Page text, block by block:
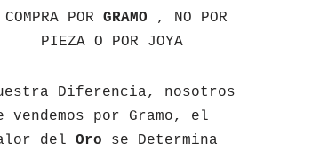
COMPRA POR GRAMO
, NO POR
PIEZA O POR JOYA
Diferencia, nosotros
vendemos por Gramo, el
del Oro se Determina